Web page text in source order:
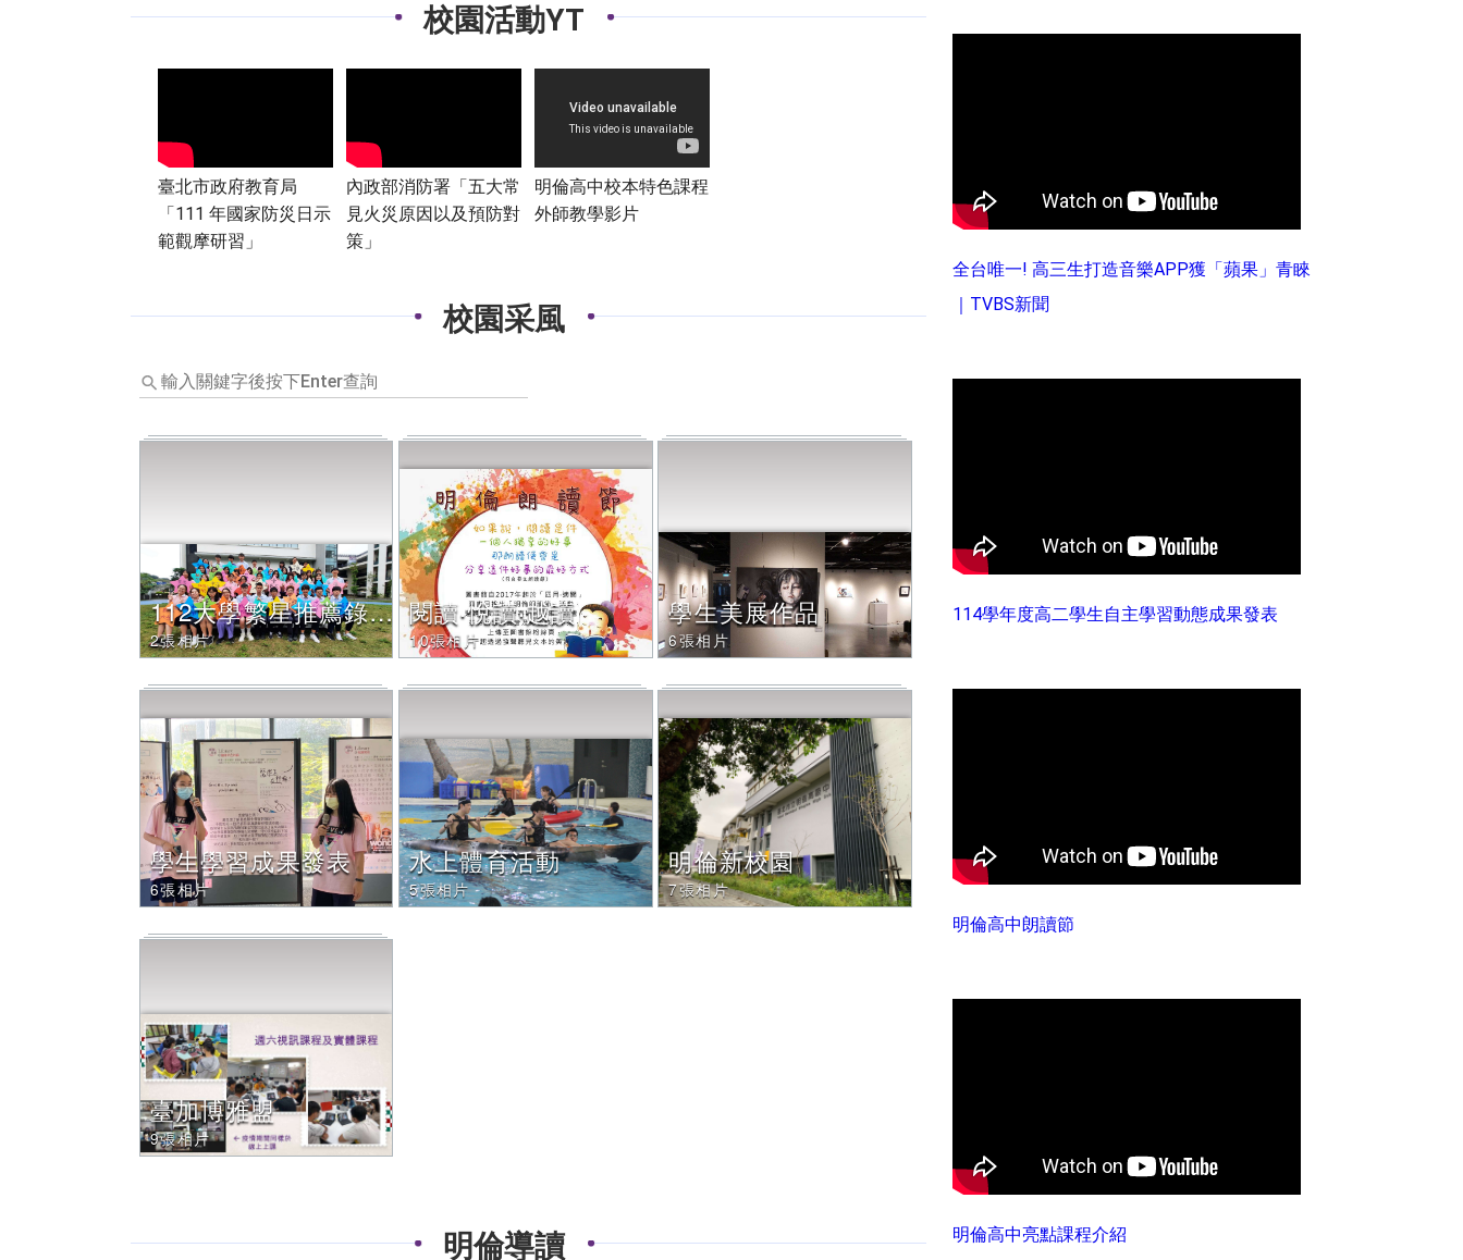
校園活動YT
臺北市政府教育局
「111 年國家防災日示
範觀摩研習」
內政部消防署「五大常
見火災原因以及預防對
策」
明倫高中校本特色課程
外師教學影片
校園采風
輸
入
鍵
查
詢，
下
方
容
將
改
變
112大學繁星推薦錄取學生
2張相片
閱讀‧悅讀‧越讀
10張相片
學生美展作品
6張相片
學生學習成果發表
6張相片
水上體育活動
5張相片
明倫新校園
7張相片
臺加博雅盟
9張相片
明倫導讀
全台唯一! 高三生打造音樂APP獲「蘋果」青睞
｜TVBS新聞
114學年度高二學生自主學習動態成果發表
明倫高中朗讀節
明倫高中亮點課程介紹